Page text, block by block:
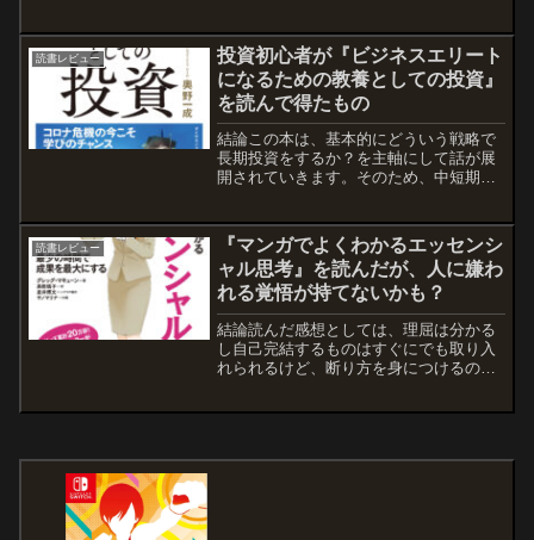
ることで、それなりの効果を得れますと
いった次善の策がきちん...
読書レビュー
投資初心者が『ビジネスエリート
になるための教養としての投資』
を読んで得たもの
結論この本は、基本的にどういう戦略で
長期投資をするか？を主軸にして話が展
開されていきます。そのため、中短期的
デックス投資中心で、個別株に投資する
気がないのであれば、この...
読書レビュー
『マンガでよくわかるエッセンシ
ャル思考』を読んだが、人に嫌わ
れる覚悟が持てないかも？
結論読んだ感想としては、理屈は分かる
し自己完結するものはすぐにでも取り入
れられるけど、断り方を身につけるのが